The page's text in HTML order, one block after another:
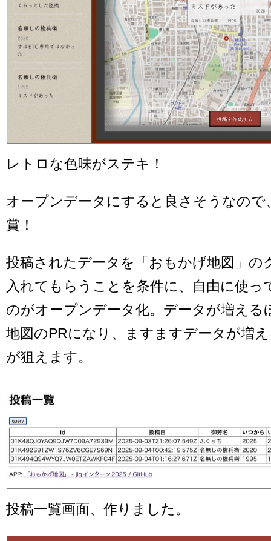
レトロな色味がステキ！
オープンデータにすると良さそうなので
賞！
投稿されたデータを「おもかげ地図」の
入れてもらうことを条件に、自由に使っ
のがオープンデータ化。データが増える
地図のPRになり、ますますデータが増
が狙えます。
投稿一覧画面、作りました。